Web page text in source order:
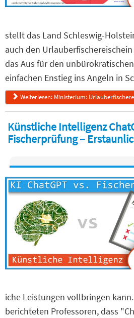
stellt das Land Schleswig-
auch den
das Aus für den
einfachen Enstieg ins Angeln in
Weiterlesen: Ministerium:
Künstliche Intelligenz
Fischerprüfung –
iche Leistungen vollbringen
berichteten Professoren, dass